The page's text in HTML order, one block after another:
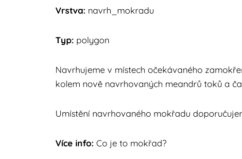
Vrstva: navrh_mokradu
Typ: polygon
Navrhujeme v místech očekávaného
kolem nově navrhovaných meandrů toků a
Umístění navrhovaného mokřadu
Více info: Co je to mokřad?